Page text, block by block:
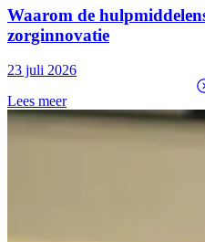
Waarom de
zorginnovatie
23 juli 2026
Lees meer